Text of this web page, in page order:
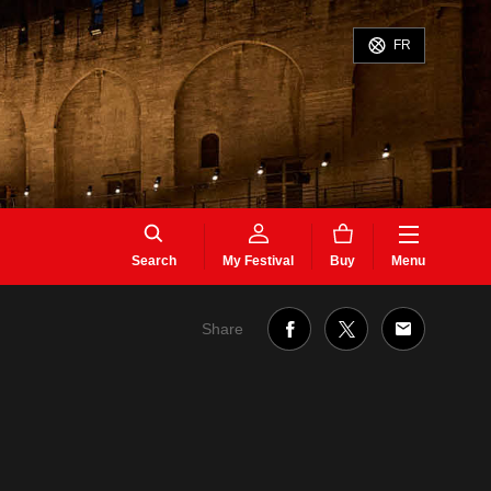
FR
Search My Festival Buy Menu
Share